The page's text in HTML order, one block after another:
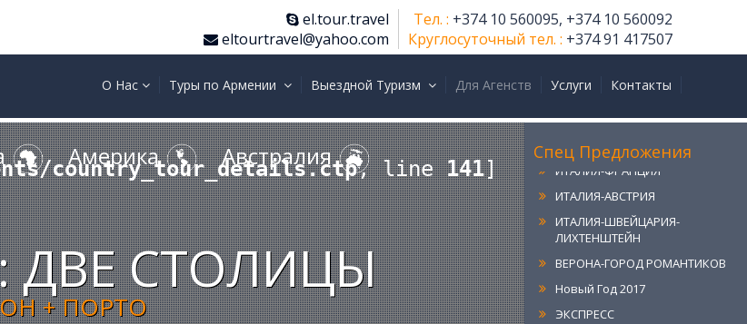
Тел. : +374 10 560095, +374 10 560092
Круглосуточный тел. : +374 91 417507
el.tour.travel
eltourtravel@yahoo.com
О Нас Туры по Армении Выездной Туризм Для Агенств Услуги Контакты
Спец Предложения
РИМ-МИЛАН
ИТАЛИЯ-ФРАНЦИЯ
ИТАЛИЯ-АВСТРИЯ
ИТАЛИЯ-ШВЕЙЦАРИЯ-
ЛИХТЕНШТЕЙН
ВЕРОНА-ГОРОД РОМАНТИКОВ
Новый Год 2017
ЭКСПРЕСС
ДВЕ СТОЛИЦЫ
+ ПОРТО
Америка Австралия
country_tour_details.ctp, line 141]